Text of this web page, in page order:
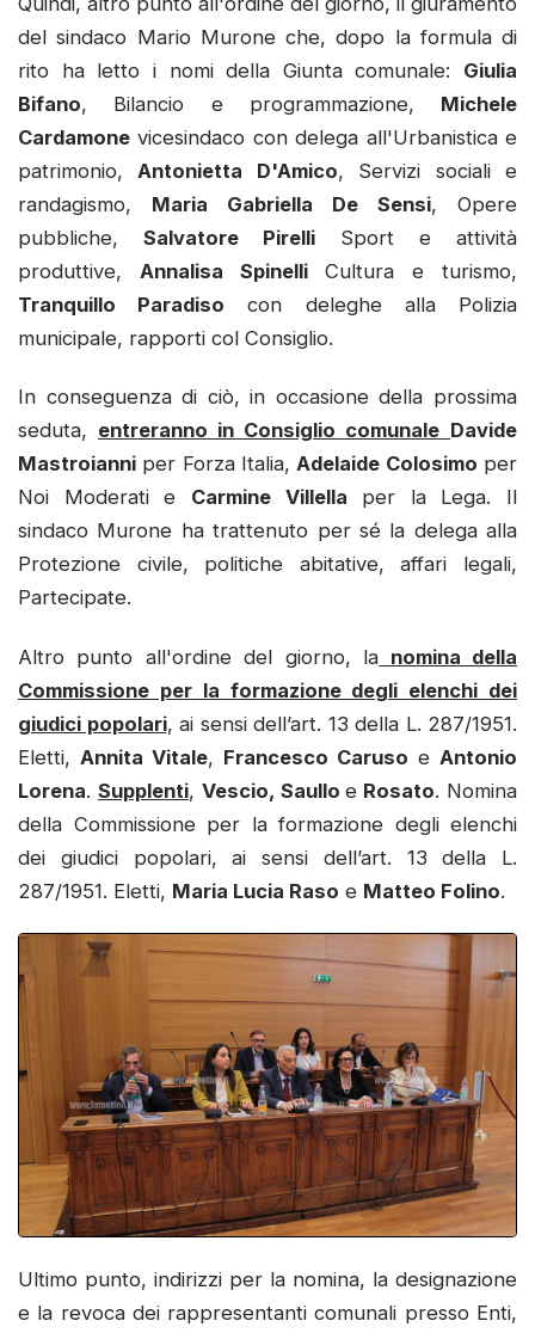
del sindaco Mario Murone che, dopo la formula di
rito ha letto i nomi della Giunta comunale: Giulia
Bifano, Bilancio e programmazione, Michele
Cardamone vicesindaco con delega all'Urbanistica e
patrimonio, Antonietta D'Amico, Servizi sociali e
randagismo, Maria Gabriella De Sensi, Opere
pubbliche, Salvatore Pirelli Sport e attività
produttive, Annalisa SpinelliCultura e turismo,
Tranquillo Paradiso con deleghe alla Polizia
municipale, rapporti col Consiglio.
In conseguenza di ciò, in occasione della prossima
seduta, entreranno in Consiglio comunale Davide
Mastroianni per Forza Italia,Adelaide Colosimo per
Noi Moderati e Carmine Villella per la Lega. Il
sindaco Murone ha trattenuto per sé la delega alla
Protezione civile, politiche abitative, affari legali,
Partecipate.
Altro punto all'ordine del giorno, la nomina della
Commissione per la formazione degli elenchi dei
giudici popolari, ai sensi dell’art. 13 della L. 287/1951.
Eletti, Annita Vitale, Francesco Caruso e Antonio
Lorena. Supplenti, Vescio, Saulloe Rosato. Nomina
della Commissione per la formazione degli elenchi
dei giudici popolari, ai sensi dell’art. 13 della L.
287/1951. Eletti, Maria Lucia Raso e Matteo Folino.
Ultimo punto, indirizzi per la nomina, la designazione
e la revoca dei rappresentanti comunali presso Enti,